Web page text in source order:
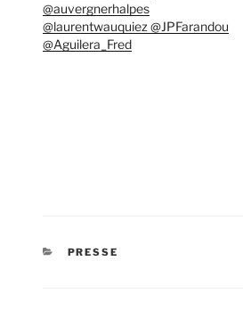
@auvergnerhalpes
@laurentwauquiez @JPFarandou
@Aguilera_Fred
CATÉGORIES
PRESSE